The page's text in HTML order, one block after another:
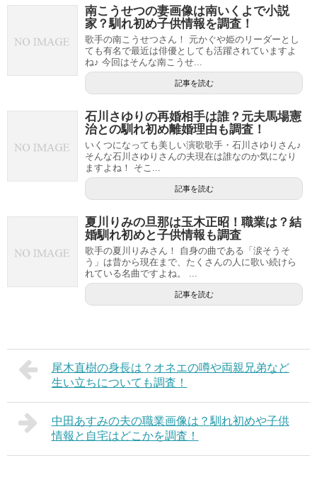
南こうせつの妻画像は南いくよで小説
家？馴れ初め子供情報を調査！
歌手の南こうせつさん！ 元かぐや姫のリーダーとし
ても有名で最近は俳優としても活躍されていますよ
ね♪ 今回はそんな南こうせ...
記事を読む
石川さゆりの再婚相手は誰？元夫馬場憲
治との馴れ初め離婚理由も調査！
いくつになっても美しい演歌歌手・石川さゆりさん♪
そんな石川さゆりさんの夫現在は誰なのか気になり
ますよね！ そこ...
記事を読む
夏川りみの旦那は玉木正昭！職業は？結
婚馴れ初めと子供情報も調査
歌手の夏川りみさん！ 自身の曲である「涙そうそ
う」は昔から現在まで、たくさんの人に歌い続けら
れている名曲ですよね。 ...
記事を読む
尾木直樹の身長は？オネエの噂や両親兄弟など
生い立ちについても調査！
中田あすみの夫の職業画像は？馴れ初めや子供
情報と自宅はどこかを調査！